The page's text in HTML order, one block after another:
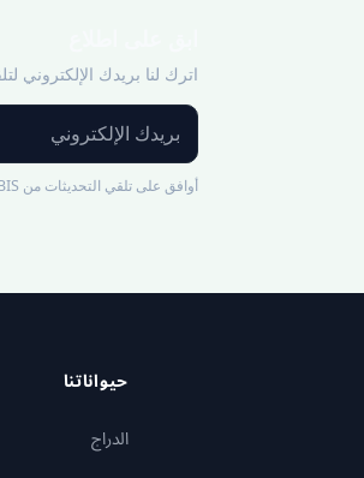
اترك لنا بريدك الإلكتروني
أوافق على تلقي التحديثات من GIBIS.
حيواناتنا
الدراج